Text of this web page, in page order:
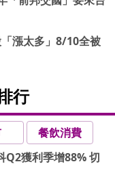
漲太多」8/10全被
行
餐飲消費
Q2獲利季增88% 切